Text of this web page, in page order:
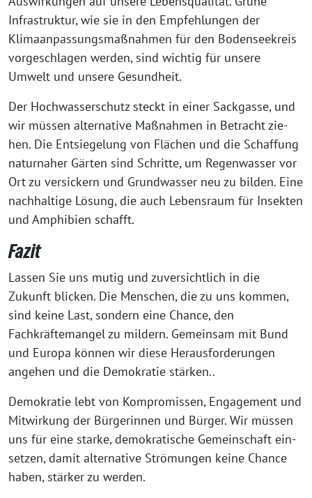
Infrastruktur, wie sie in den Empfehlungen der
Klimaanpassungsmaßnahmen für den Bodenseekreis
vor­ge­schla­gen wer­den, sind wich­tig für unse­re
Umwelt und unse­re Gesundheit.
Der Hochwasserschutz steckt in einer Sackgasse, und
wir müs­sen alter­na­ti­ve Maßnahmen in Betracht zie­
hen. Die Entsiegelung von Flächen und die Schaffung
natur­na­her Gärten sind Schritte, um Regenwasser vor
Ort zu ver­si­ckern und Grundwasser neu zu bil­den. Eine
nach­hal­ti­ge Lösung, die auch Lebensraum für Insekten
und Amphibien schafft.
Fazit
Lassen Sie uns mutig und zuver­sicht­lich in die
Zukunft bli­cken. Die Menschen, die zu uns kom­men,
sind kei­ne Last, son­dern eine Chance, den
Fachkräftemangel zu mil­dern. Gemeinsam mit Bund
und Europa kön­nen wir die­se Herausforderungen
ange­hen und die Demokratie stärken..
Demokratie lebt von Kompromissen, Engagement und
Mitwirkung der Bürgerinnen und Bürger. Wir müs­sen
uns für eine star­ke, demo­kra­ti­sche Gemeinschaft ein­
set­zen, damit alter­na­ti­ve Strömungen kei­ne Chance
haben, stär­ker zu werden.